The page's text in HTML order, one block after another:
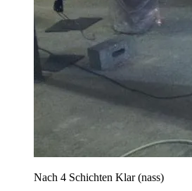
Nach 4 Schichten Klar (nass)